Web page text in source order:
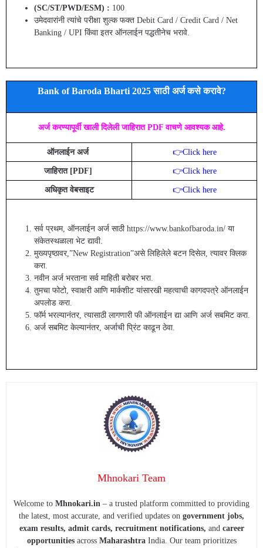
(SC/ST/PWD/ESM) : 100
उमेदवारांनी त्यांचे परीक्षा शुल्क फक्त Debit Card / Credit Card / Net
Banking / UPI किंवा इतर ऑनलाईन पद्धतीनेच भरावे.
Bank of Baroda Bharti 2025 साठी अर्ज कसे करावे?
अर्ज करण्यापूर्वी खाली दिलेली जाहिरात PDF वाचणे आवश्यक आहे.
ऑनलाईन अर्ज 👉Click here
जाहिरात [PDF] 👉Click here
अधिकृत वेबसाइट 👉Click here
सर्व प्रथम, ऑनलाईन अर्ज साठी https://www.bankofbaroda.in/ या
संकेतस्थळाला भेट द्यावी.
मुख्यपृष्ठावर,”New Registration”असे लिहिलेले बटन दिसेल, त्यावर क्लिक
करा.
नवीन अर्ज भरताना सर्व माहिती बरोबर भरा.
तुमचा फोटो, स्वाक्षरी आणि मार्कशीट यांसारखी महत्वाची कागदपत्रे ऑनलाईन
अपलोड करा.
फॉर्म भरल्यानंतर, त्यासाठी लागणारी फी ऑनलाईन द्या आणि अर्ज सबमिट करा.
अर्ज सबमिट केल्यानंतर, अर्जाची प्रिंट काढून ठेवा.
Mhnokari Team
Welcome to Mhnokari.in – a trusted platform committed to providing
the latest, most accurate, and verified updates on government jobs,
exam results, admit cards, recruitment notifications, and career
opportunitiesacross MaharashtraIndia. Our team prioritizes